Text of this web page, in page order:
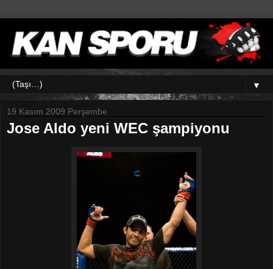
▼
19 Kasım 2009 Perşembe
Jose Aldo yeni WEC şampiyonu